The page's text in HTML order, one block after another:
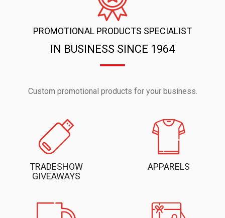
PROMOTIONAL PRODUCTS SPECIALIST
IN BUSINESS SINCE 1964
Custom promotional products for your business.
TRADESHOW
GIVEAWAYS
APPARELS